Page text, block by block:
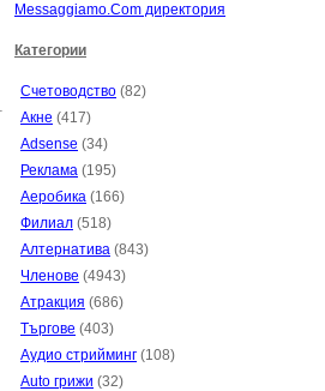
Messaggiamo.Com директория
Категории
Счетоводство (82)
Акне (417)
Adsense (34)
Реклама (195)
Аеробика (166)
Филиал (518)
Алтернатива (843)
Членове (4943)
Атракция (686)
Търгове (403)
Аудио стрийминг (108)
Auto грижи (32)